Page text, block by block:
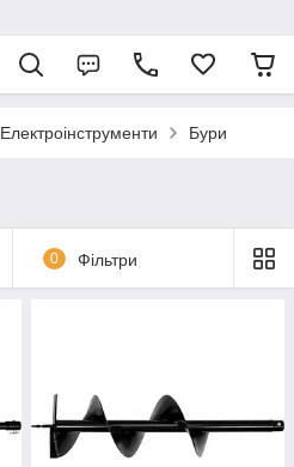
Електроінструменти Бури
0 Фільтри